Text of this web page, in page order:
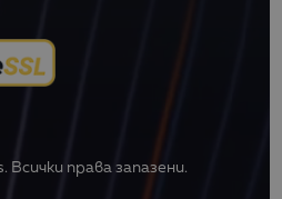
Всички права запазени.